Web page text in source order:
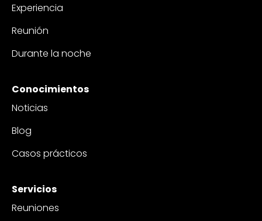
Experiencia
Reunión
Durante la noche
Conocimientos
Noticias
Blog
Casos prácticos
Servicios
Reuniones